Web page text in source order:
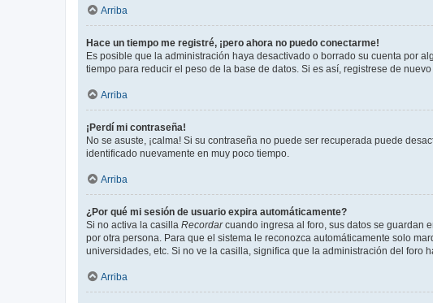
Arriba
Hace un tiempo me registré, ¡pero ahora no puedo conectarme!
Es posible que la administración haya desactivado o borrado su cuenta por
tiempo para reducir el peso de la base de datos. Si es así, registrese de
Arriba
¡Perdí mi contraseña!
No se asuste, ¡calma! Si su contraseña no puede ser recuperada puede
identificado nuevamente en muy poco tiempo.
Arriba
¿Por qué mi sesión de usuario expira automáticamente?
Si no activa la casilla Recordarcuando ingresa al foro, sus datos se guardan
por otra persona. Para que el sistema le reconozca automáticamente solo
universidades, etc. Si no ve la casilla, significa que la administración del foro
Arriba